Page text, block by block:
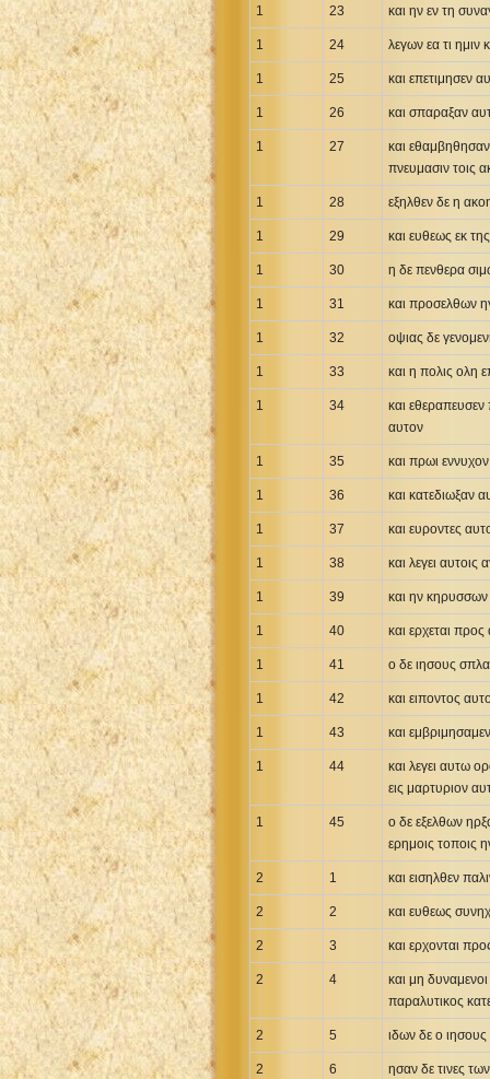
Norwegian Bible
Portuguese Bible
Russian Synodal 1876 Bible
Russian Synodal Bible KOI8
Russian Synodal Bible Win-1251
Shuar New Testament
Spanish RV 1909 Bible
Spanish Sag. Escrituras 1569
Swahili New Testament
Swedish 1917 Bible
Tagalog 1905
Turkish Bible
Ukrainian 1871 NT
Uma New Testament
Vietnamese 1934 Bible
Xhosa Bible
1 23 και ην εν τη
1 24 λεγων εα τι ημιν
1 25 και επετιμησεν
1 26 και σπαραξαν
1 27
και εθαμβηθησαν
πνευμασιν τοις
1 28 εξηλθεν δε η
1 29 και ευθεως εκ
1 30 η δε πενθερα
1 31 και προσελθων
1 32 οψιας δε
1 33 και η πολις ολη
1 34
και εθεραπευσεν
αυτον
1 35 και πρωι
1 36 και κατεδιωξαν
1 37 και ευροντες
1 38 και λεγει αυτοις
1 39 και ην κηρυσσων
1 40 και ερχεται
1 41 ο δε ιησους
1 42 και ειποντος
1 43 και
1 44
και λεγει αυτω
εις μαρτυριον
1 45
ο δε εξελθων
ερημοις τοποις
2 1 και εισηλθεν
2 2 και ευθεως
2 3 και ερχονται
2 4
και μη
παραλυτικος
2 5 ιδων δε ο ιησους
2 6 ησαν δε τινες